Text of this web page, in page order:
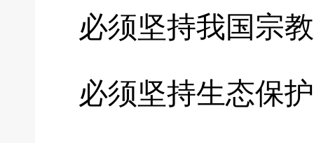
必须坚持我国宗
必须坚持生态保